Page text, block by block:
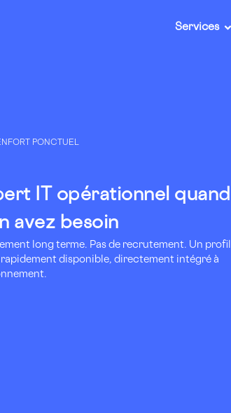
Services
PONCTUEL
IT opérationnel quand
avez besoin
long terme. Pas de recrutement. Un profil
disponible, directement intégré à